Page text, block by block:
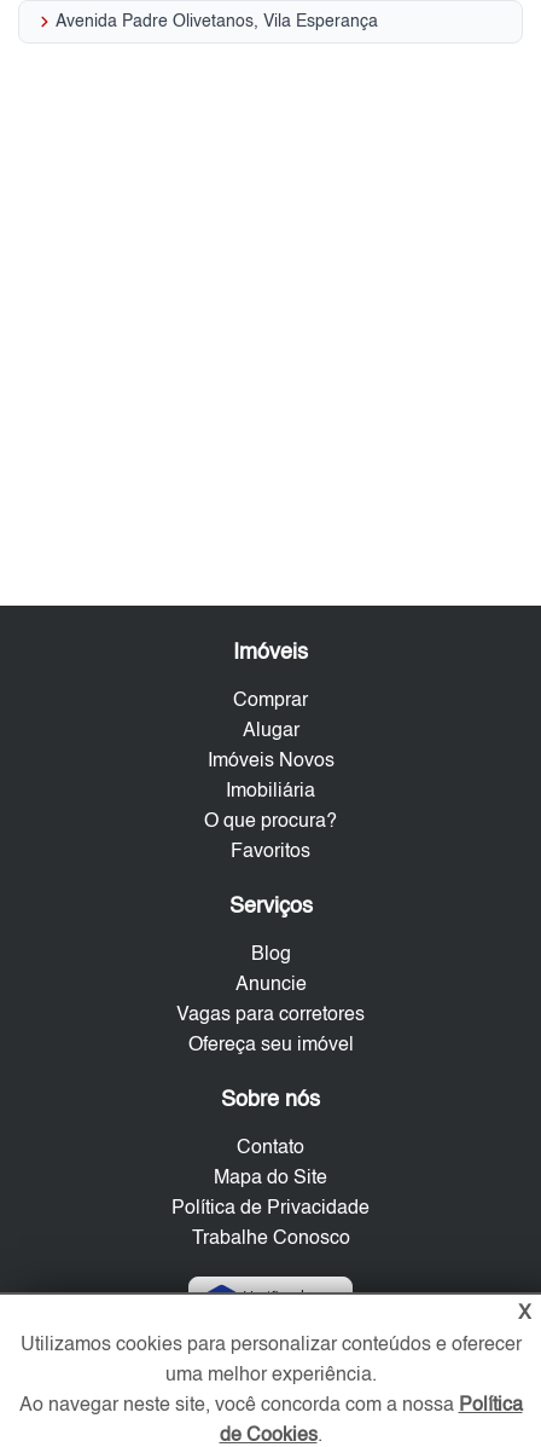
keyboard_arrow_right Avenida Padre Olivetanos, Vila Esperança
Imóveis
Comprar
Alugar
Imóveis Novos
Imobiliária
O que procura?
Favoritos
Serviços
Blog
Anuncie
Vagas para corretores
Ofereça seu imóvel
Sobre nós
Contato
Mapa do Site
Política de Privacidade
Trabalhe Conosco
Verificada por
Redes Sociais
X
Utilizamos cookies para personalizar conteúdos e oferecer
uma melhor experiência.
Ao navegar neste site, você concorda com a nossa Política
de Cookies.